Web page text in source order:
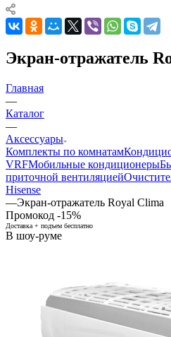
Экран-отражатель
Главная
—
Каталог
—
Аксессуары
Комплекты по комнатам
VRFМобильные кондиционеры
приточной вентиляцией
Hisense
—Экран-отражатель Royal Clima
Промокод -15%
Доставка + подъем бесплатно
В шоу-руме